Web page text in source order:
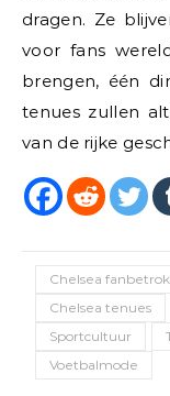
dragen. Ze
voor fans
brengen, één
tenues zullen
van de rijke
Chelsea
Chelsea tenues
Sportcultuur
Voetbalmode